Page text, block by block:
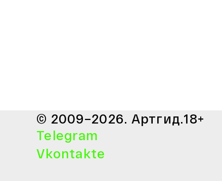
© 2009–2026. Артгид.18+
Telegram
Vkontakte